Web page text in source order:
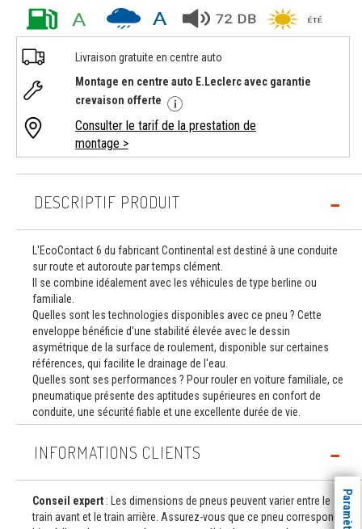
Livraison gratuite en centre auto
Montage en centre auto E.Leclerc avec garantie
crevaison offerte
Consulter le tarif de la prestation de
montage >
DESCRIPTIF PRODUIT
L'EcoContact 6 du fabricant Continental est destiné à une conduite
sur route et autoroute par temps clément.
Il se combine idéalement avec les véhicules de type berline ou
familiale.
Quelles sont les technologies disponibles avec ce pneu ? Cette
enveloppe bénéficie d'une stabilité élevée avec le dessin
asymétrique de la surface de roulement, disponible sur certaines
références, qui facilite le drainage de l'eau.
Quelles sont ses performances ? Pour rouler en voiture familiale, ce
pneumatique présente des aptitudes supérieures en confort de
conduite, une sécurité fiable et une excellente durée de vie.
INFORMATIONS CLIENTS
Conseil expert : Les dimensions de pneus peuvent varier entre le
train avant et le train arrière. Assurez-vous que ce pneu correspond